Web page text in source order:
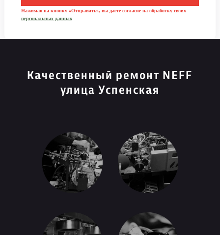
Нажимая на кнопку «Отправить», вы даете согласие на обработку своих
персональных данных
Качественный ремонт NEFF
улица Успенская